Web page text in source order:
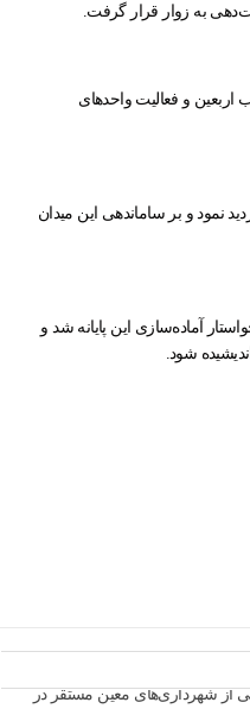
به زوار قرار گرفت.
اربعین و فعالیت واحد‌های
نمود و بر ساماندهی این میدان
آماده‌سازی این پایانه شد و
شود.